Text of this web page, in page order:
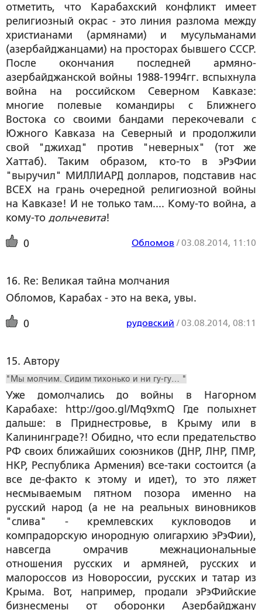
отметить, что Карабахский конфликт имеет
религиозный окрас - это линия разлома между
христианами (армянами) и мусульманами
(азербайджанцами) на просторах бывшего СССР.
После окончания последней армяно-
азербайджанской войны 1988-1994гг. вспыхнула
война на российском Северном Кавказе:
многие полевые командиры с Ближнего
Востока со своими бандами перекочевали с
Южного Кавказа на Северный и продолжили
свой "джихад" против "неверных" (тот же
Хаттаб). Таким образом, кто-то в эРэФии
"выручил" МИЛЛИАРД долларов, подставив нас
ВСЕХ на грань очередной религиозной войны
на Кавказе! И не только там.... Кому-то война, а
кому-то дольчевита!
0 Обломов /03.08.2014, 11:10
16. Re: Великая тайна молчания
Обломов, Карабах - это на века, увы.
0 рудовский /03.08.2014, 08:11
15. Автору
"Мы молчим. Сидим тихонько и ни гу-гу… "
Уже домолчались до войны в Нагорном
Карабахе: http://goo.gl/Mq9xmQ Где полыхнет
дальше: в Приднестровье, в Крыму или в
Калининграде?! Обидно, что если предательство
РФ своих ближайших союзников (ДНР, ЛНР, ПМР,
НКР, Республика Армения) все-таки состоится (а
все де-факто к этому и идет), то это ляжет
несмываемым пятном позора именно на
русский народ (а не на реальных виновников
"слива" - кремлевских кукловодов и
компрадорскую инородную олигархию эРэФии),
навсегда омрачив межнациональные
отношения русских и армяней, русских и
малороссов из Новороссии, русских и татар из
Крыма. Вот, например, продали эРэФийские
бизнесмены от оборонки Азербайджану